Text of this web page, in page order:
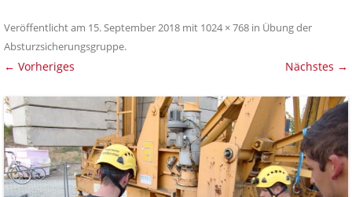
Veröffentlicht am 15. September 2018 mit 1024 × 768 in Übung der
Absturzsicherungsgruppe.
← Vorheriges Nächstes →